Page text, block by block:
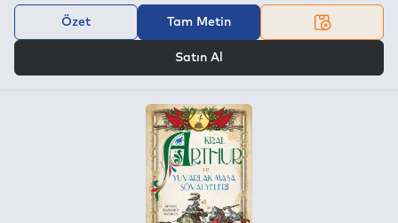
Özet Tam Metin
Satın Al